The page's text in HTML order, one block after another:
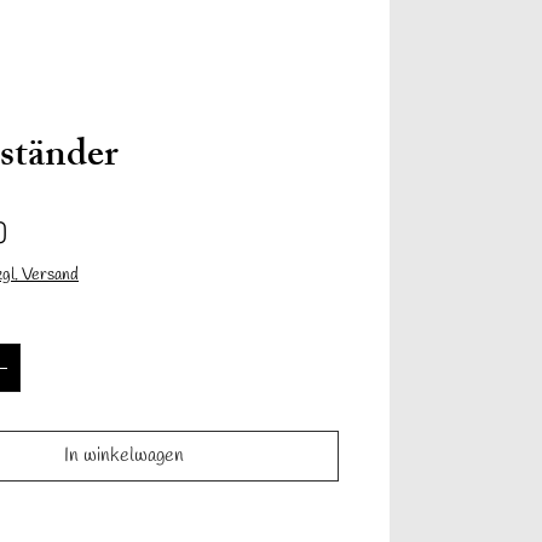
Versand
In winkelwagen